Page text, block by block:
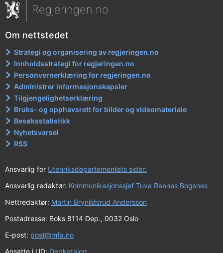
Regjeringen.no
Om nettstedet
Strategi og organisering av regjeringen.no
Innholdsstrategi for regjeringen.no
Personvernerklæring for regjeringen.no
Administrer informasjonskapsler
Tilgjengelighetserklæring
Bruks- og opphavsrett for bilder og videomateriale
Besøksstatistikk
Nyhetsvarsel
RSS
Ansvarlig for Utenriksdepartementets sider:
Ansvarlig redaktør: Kommunikasjonssjef Tuva Raanes Bogsnes
Nettredaktør: Martin Brynildsrud Andersson
Postadresse: Boks 8114 Dep., 0032 Oslo
E-post: post@mfa.no
Ansatte i UD: Depkatalog